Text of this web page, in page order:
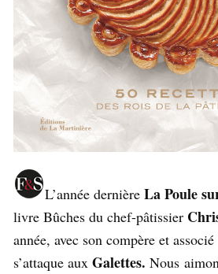
L’année dernière La Poule
livre Bûches du chef-pâtissier
année, avec son compère et associé
s’attaque aux Galettes. Nous